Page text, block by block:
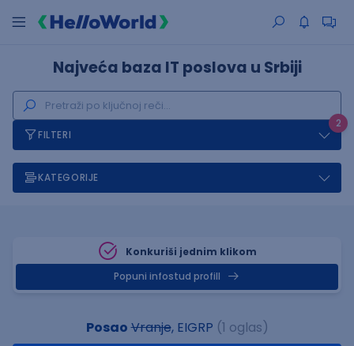
Najveća baza IT poslova u Srbiji
2
FILTERI
KATEGORIJE
Konkuriši jednim klikom
Popuni infostud profill
PosaoVranje, EIGRP (1 oglas)